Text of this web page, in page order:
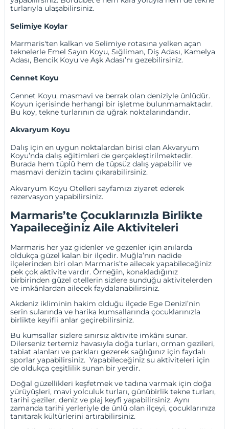
turlarıyla ulaşabilirsiniz.
Selimiye Koylar
Marmaris'ten kalkan ve Selimiye rotasına yelken açan
teknelerle Emel Sayın Koyu, Sığliman, Diş Adası, Kamelya
Adası, Bencik Koyu ve Aşk Adası’nı gezebilirsiniz.
Cennet Koyu
Cennet Koyu, masmavi ve berrak olan deniziyle ünlüdür.
Koyun içerisinde herhangi bir işletme bulunmamaktadır.
Bu koy, tekne turlarının da uğrak noktalarındandır.
Akvaryum Koyu
Dalış için en uygun noktalardan birisi olan Akvaryum
Koyu’nda dalış eğitimleri de gerçekleştirilmektedir.
Burada hem tüplü hem de tüpsüz dalış yapabilir ve
masmavi denizin tadını çıkarabilirsiniz.
Akvaryum Koyu Otelleri sayfamızı ziyaret ederek
rezervasyon yapabilirsiniz.
Marmaris’te Çocuklarınızla Birlikte
Yapaileceğiniz Aile Aktiviteleri
Marmaris her yaz gidenler ve gezenler için anılarda
oldukça güzel kalan bir ilçedir. Muğla’nın nadide
ilçelerinden biri olan Marmaris’te ailecek yapabileceğiniz
pek çok aktivite vardır. Örneğin, konakladığınız
birbirinden güzel otellerin sizlere sunduğu aktivitelerden
ve imkânlardan ailecek faydalanabilirsiniz.
Akdeniz ikliminin hakim olduğu ilçede Ege Denizi’nin
serin sularında ve harika kumsallarında çocuklarınızla
birlikte keyifli anlar geçirebilirsiniz.
Bu kumsallar sizlere sınırsız aktivite imkânı sunar.
Dilerseniz tertemiz havasıyla doğa turları, orman gezileri,
tabiat alanları ve parkları gezerek sağlığınız için faydalı
sporlar yapabilirsiniz. Yapabileceğiniz su aktiviteleri için
de oldukça çeşitlilik sunan bir yerdir.
Doğal güzellikleri keşfetmek ve tadına varmak için doğa
yürüyüşleri, mavi yolculuk turları, günübirlik tekne turları,
tarihi geziler, deniz ve plaj keyfi yapabilirsiniz. Aynı
zamanda tarihi yerleriyle de ünlü olan ilçeyi, çocuklarınıza
tanıtarak kültürlerini artırabilirsiniz.